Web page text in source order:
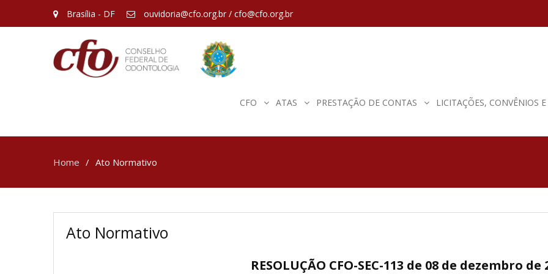
Brasília - DF ouvidoria@cfo.org.br / cfo@cfo.org.br
CFO ATAS PRESTAÇÃO DE CONTAS LICITAÇÕES, CONVÊNIOS
Home Ato Normativo
Ato Normativo
RESOLUÇÃO CFO-SEC-113 de 08 de dezembro de